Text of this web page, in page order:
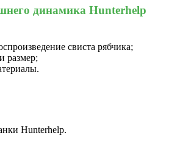
динамика Hunterhelp
свиста рябчика;
размер;
Hunterhelp.